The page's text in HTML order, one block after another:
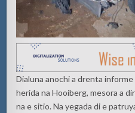
Dialuna anochi a drenta
herida na Hooiberg, mesora a
na e sitio. Na yegada di e